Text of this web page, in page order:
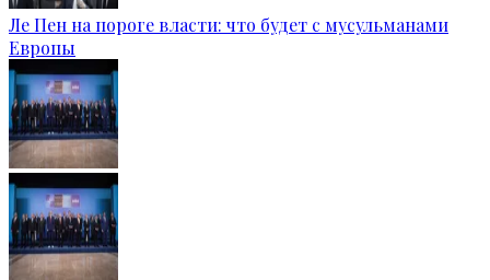
Ле Пен на пороге власти: что будет с мусульманами
Европы